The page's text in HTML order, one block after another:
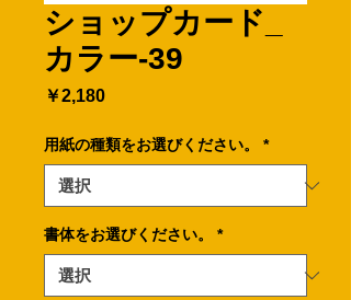
ショップカード_
カラー-39
￥2,180価
用紙の種類をお選びください。 *
書体をお選びください。 *